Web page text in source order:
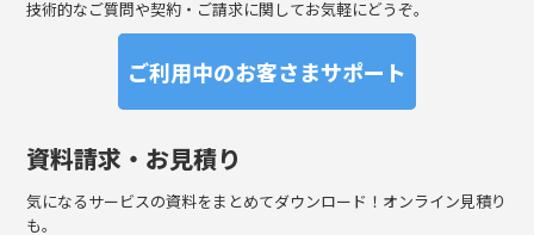
技術的なご質問や契約・ご請求に関してお気軽にどうぞ。
ご利用中のお客さまサポート
資料請求・お見積り
気になるサービスの資料をまとめてダウンロード！オンライン見積り
も。